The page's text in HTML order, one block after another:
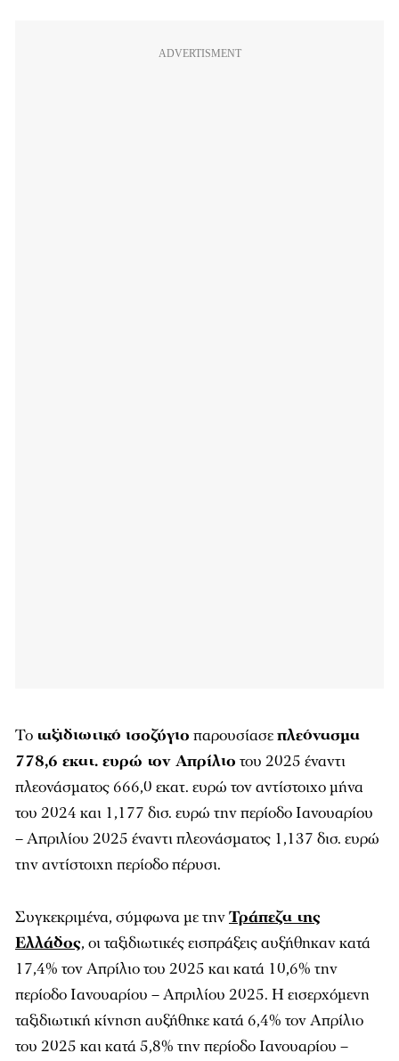
Το ταξιδιωτικό ισοζύγιο παρουσίασεπλεόνασμα
778,6 εκατ. ευρώ τον Απρίλιο του 2025 έναντι
πλεονάσματος 666,0 εκατ. ευρώ τον αντίστοιχο μήνα
του 2024 και 1,177 δισ. ευρώ την περίοδο Ιανουαρίου
– Απριλίου 2025 έναντι πλεονάσματος 1,137 δισ. ευρώ
την αντίστοιχη περίοδο πέρυσι.
Συγκεκριμένα, σύμφωνα με τηνΤράπεζα της
Ελλάδος, οι ταξιδιωτικές εισπράξεις αυξήθηκαν κατά
17,4% τον Απρίλιο του 2025 και κατά 10,6% την
περίοδο Ιανουαρίου – Απριλίου 2025. Η εισερχόμενη
ταξιδιωτική κίνηση αυξήθηκε κατά 6,4% τον Απρίλιο
του 2025 και κατά 5,8% την περίοδο Ιανουαρίου –